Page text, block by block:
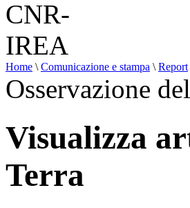
Home \ Comunicazione e stampa \ Report
Osservazione
Visualizza
Terra